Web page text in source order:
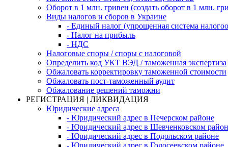
Оборот в 1 млн. гривен (создать оборот в 1 млн.
Виды налогов и сборов в Украине
- Единый налог (упрощенная система
- Налог на прибыль
- НДС
Налоговые споры / споры с налоговой
Определить код УКТ ВЭД / таможенная экспертиза
Обжаловать корректировку таможенной стоимости
Обжаловать пост-таможенный аудит
Обжалование решений таможни
РЕГИСТРАЦИЯ | ЛИКВИДАЦИЯ
Юридические адреса
- Юридический адрес в Печерском районе
- Юридический адрес в Шевченковском
- Юридический адрес в Подольском районе
- Юридический адрес в Голосеевском районе